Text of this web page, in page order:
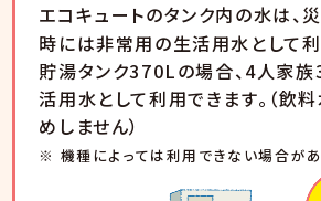
エコキュートのタンク内の水は、
時には非常用の生活用水として
貯湯タンク370Lの場合、4人家
活用水として利用できます。（飲
めしません）
※ 機種によっては利用できない場合があ